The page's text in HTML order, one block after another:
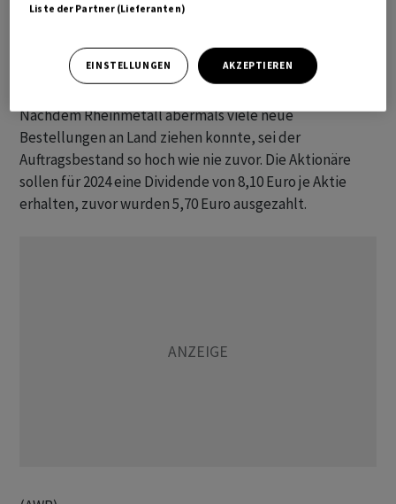
Steigerung auf rund 15,5 Prozent an. Das operative
Ergebnis schnellte im vergangenen Jahr im Vergleich zu
Nachdem Rheinmetall abermals viele neue
Bestellungen an Land ziehen konnte, sei der
Auftragsbestand so hoch wie nie zuvor. Die Aktionäre
sollen für 2024 eine Dividende von 8,10 Euro je Aktie
erhalten, zuvor wurden 5,70 Euro ausgezahlt.
Liste der Partner (Lieferanten)
EINSTELLUNGEN AKZEPTIEREN